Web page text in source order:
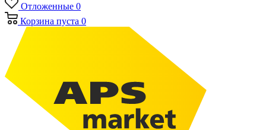
Отложенные 0
Корзина пуста 0